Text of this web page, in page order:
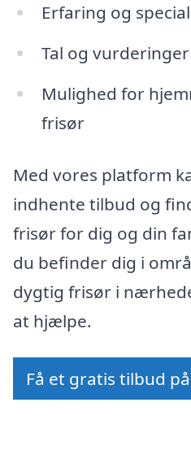
Erfaring og
Tal og
Mulighed for
frisør
Med vores platform
indhente tilbud og
frisør for dig og din
du befinder dig i
dygtig frisør i
at hjælpe.
Få et gratis tilbud